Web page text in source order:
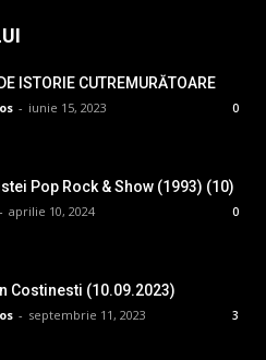
ISTORIE CUTREMURĂTOARE
- iunie 15, 2023 0
Pop Rock & Show (1993) (10)
- aprilie 10, 2024 0
Costinesti (10.09.2023)
- septembrie 11, 2023 3